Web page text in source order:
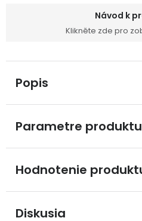
Návod k
Klikněte zde pro
Popis
Parametre produktu
Hodnotenie
Diskusia